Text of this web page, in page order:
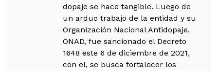
dopaje se hace tangible. Luego de
un arduo trabajo de la entidad y su
Organización Nacional Antidopaje,
ONAD, fue sancionado el Decreto
1648 este 6 de diciembre de 2021,
con el, se busca fortalecer los